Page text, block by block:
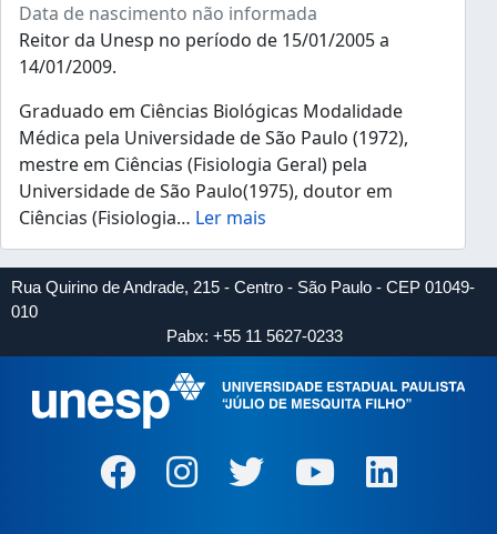
Data de nascimento não informada
Reitor da Unesp no período de 15/01/2005 a
14/01/2009.
Graduado em Ciências Biológicas Modalidade
Médica pela Universidade de São Paulo (1972),
mestre em Ciências (Fisiologia Geral) pela
Universidade de São Paulo(1975), doutor em
Ciências (Fisiologia… Ler mais
Rua Quirino de Andrade, 215 - Centro - São Paulo - CEP 01049-
010
Pabx: +55 11 5627-0233